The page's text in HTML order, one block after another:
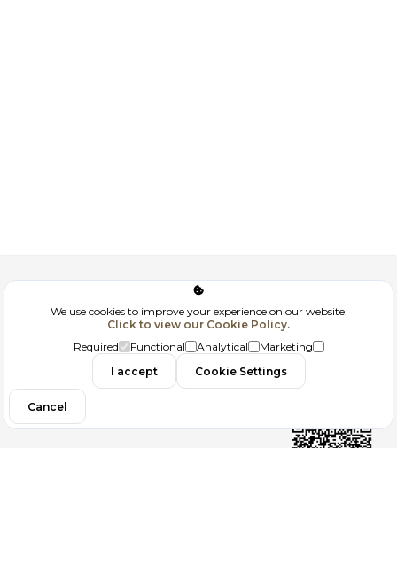
Corporate
GDPR
Contact
We use cookies to improve your experience on our website.
Click to view our Cookie Policy.
Required
Functional Analytical
Marketing
I accept
Cookie Settings
Cancel